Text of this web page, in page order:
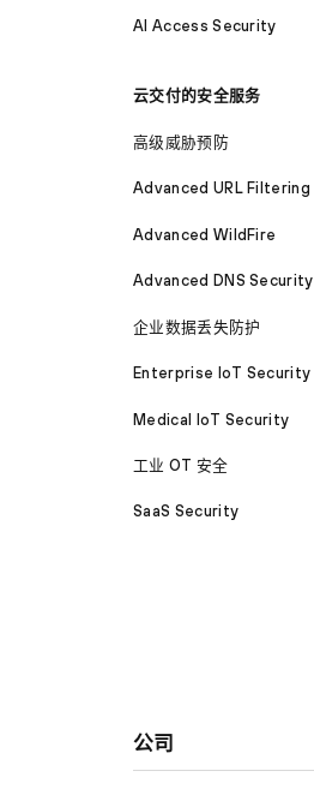
AI Access Security
云交付的安全服务
高级威胁预防
Advanced URL Filtering
Advanced WildFire
Advanced DNS Security
企业数据丢失防护
Enterprise IoT Security
Medical IoT Security
工业 OT 安全
SaaS Security
公司